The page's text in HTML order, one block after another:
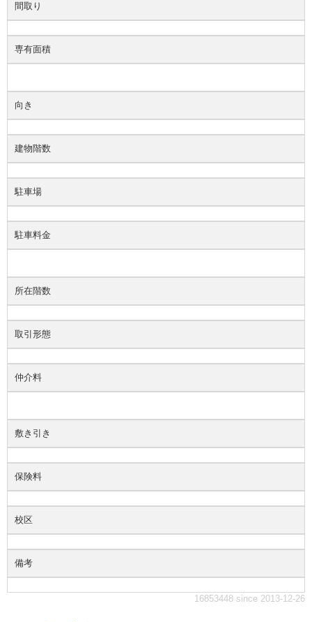
間取り
専有面積
向き
建物階数
駐車場
駐車料金
所在階数
取引形態
仲介料
敷き引き
保険料
校区
備考
16853448 since 2013-12-26